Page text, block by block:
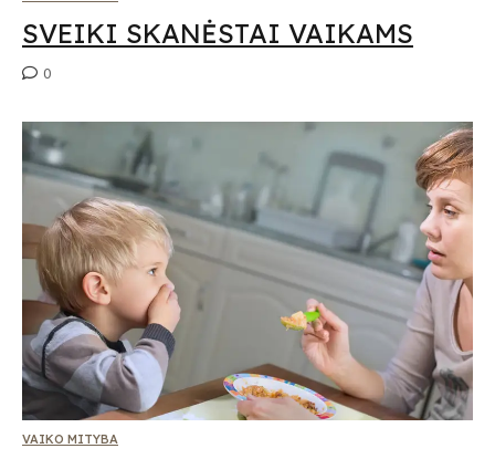
SVEIKI SKANĖSTAI VAIKAMS
0
VAIKO MITYBA
Submit
Prenumeruodami Jūs sutinkate su mūsų
privatumoirslapukų politika